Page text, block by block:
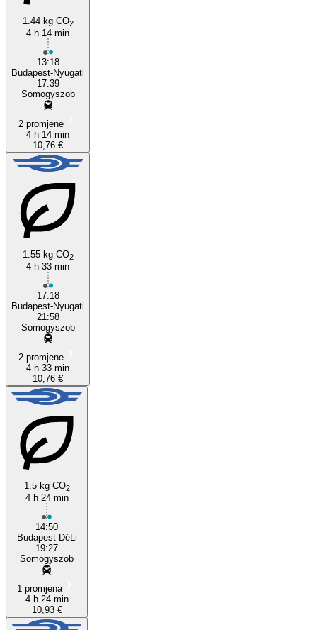
1.44 kg CO2
4 h 14 min
13:18
Budapest-Nyugati
17:39
Somogyszob
2 promjene
4 h 14 min
10,76 €
1.55 kg CO2
4 h 33 min
17:18
Budapest-Nyugati
21:58
Somogyszob
2 promjene
4 h 33 min
10,76 €
1.5 kg CO2
4 h 24 min
14:50
Budapest-DéLi
19:27
Somogyszob
1 promjena
4 h 24 min
10,93 €